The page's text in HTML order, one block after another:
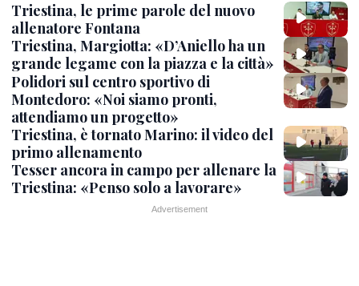
Triestina, le prime parole del nuovo
allenatore Fontana
Triestina, Margiotta: «D’Aniello ha un
grande legame con la piazza e la città»
Polidori sul centro sportivo di
Montedoro: «Noi siamo pronti,
attendiamo un progetto»
Triestina, è tornato Marino: il video del
primo allenamento
Tesser ancora in campo per allenare la
Triestina: «Penso solo a lavorare»